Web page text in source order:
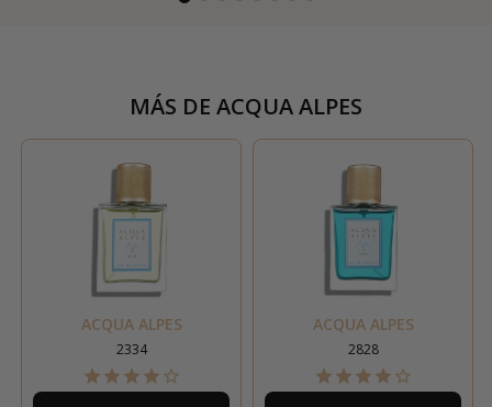
MÁS DE ACQUA ALPES
ACQUA ALPES
2334
ACQUA ALPES
2828